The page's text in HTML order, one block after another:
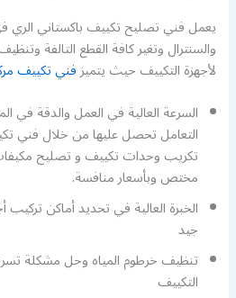
يعمل فني تصليح تكييف باكستاني الري
والسنترال وتغير كافة القطع التالفة
لأجهزة التكييف حيث يتميزفني تكييف
السرعة العالية في العمل والدقة في
التعامل تحصل عليها من خلال فني
تكريب وحدات تكييف و تصليح
مختص وبأسعار منافسة.
الخبرة العالية في تحديد أماكن تركيب
جيد
تنظيف خرطوم المياه وحل مشكلة
التكييف